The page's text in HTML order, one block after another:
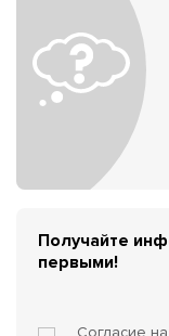
Получайте
первыми!